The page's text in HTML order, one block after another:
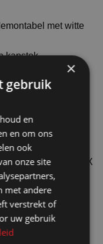
aanbouw
×
gebruik
en
en om ons
ook
onze site
met andere
verstrekt of
uw gebruik